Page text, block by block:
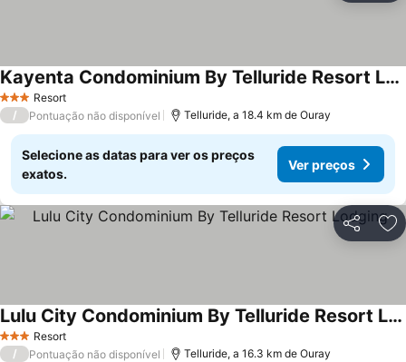
3 EstrelasResort
Kayenta Condominium By Telluride Resort Lodging
/ Pontuação não disponível Telluride, a 18.4 km de Ouray
Selecione as datas para ver os preços
exatos.
Ver preços
Partilhar
3 EstrelasResort
Lulu City Condominium By Telluride Resort Lodging
/ Pontuação não disponível Telluride, a 16.3 km de Ouray